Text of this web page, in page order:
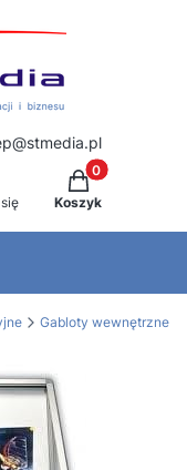
Produkty w
Koszyk
Gabloty wewnętrzne